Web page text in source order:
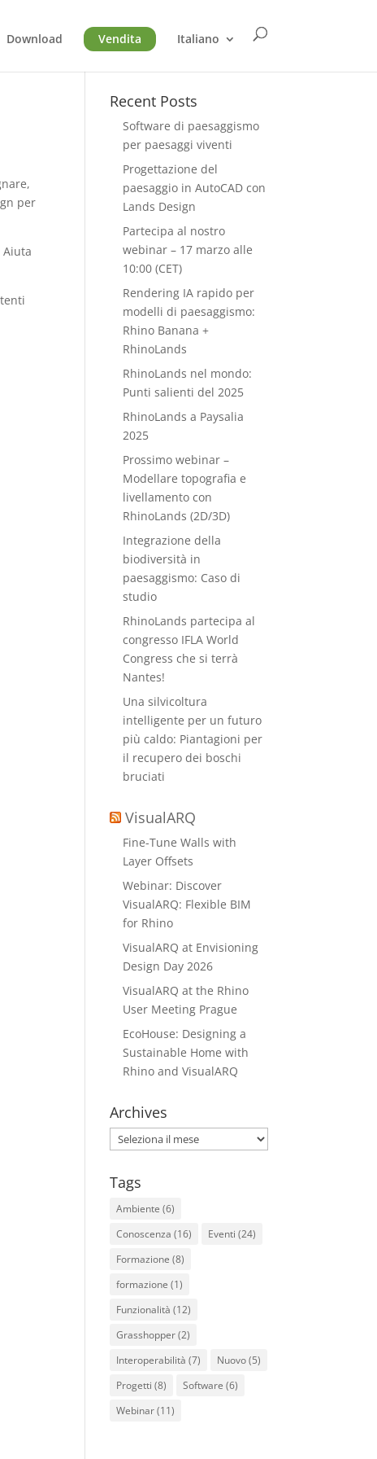
Download Vendita Italiano
per
Recent Posts
Software di paesaggismo
per paesaggi viventi
Progettazione del
paesaggio in AutoCAD con
Lands Design
Partecipa al nostro
webinar – 17 marzo alle
10:00 (CET)
Rendering IA rapido per
modelli di paesaggismo:
Rhino Banana +
RhinoLands
RhinoLands nel mondo:
Punti salienti del 2025
RhinoLands a Paysalia
2025
Prossimo webinar –
Modellare topografia e
livellamento con
RhinoLands (2D/3D)
Integrazione della
biodiversità in
paesaggismo: Caso di
studio
RhinoLands partecipa al
congresso IFLA World
Congress che si terrà
Nantes!
Una silvicoltura
intelligente per un futuro
più caldo: Piantagioni per
il recupero dei boschi
bruciati
VisualARQ
Fine-Tune Walls with
Layer Offsets
Webinar: Discover
VisualARQ: Flexible BIM
for Rhino
VisualARQ at Envisioning
Design Day 2026
VisualARQ at the Rhino
User Meeting Prague
EcoHouse: Designing a
Sustainable Home with
Rhino and VisualARQ
Archives
Archives
Tags
Ambiente (6)
Conoscenza (16) Eventi (24)
Formazione (8)
formazione (1)
Funzionalità (12)
Grasshopper(2)
Interoperabilità (7) Nuovo(5)
Progetti (8) Software (6)
Webinar(11)